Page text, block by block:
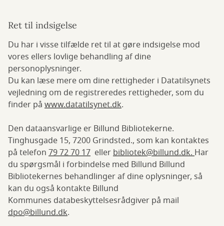
Ret til indsigelse
Du har i visse tilfælde ret til at gøre indsigelse mod
vores ellers lovlige behandling af dine
personoplysninger.
Du kan læse mere om dine rettigheder i Datatilsynets
vejledning om de registreredes rettigheder, som du
finder på www.datatilsynet.dk.
Den dataansvarlige er Billund Bibliotekerne.
Tinghusgade 15, 7200 Grindsted., som kan kontaktes
på telefon 79 72 70 17 ellerbibliotek@billund.dk.Har
du spørgsmål i forbindelse med Billund Billund
Bibliotekernes behandlinger af dine oplysninger, så
kan du også kontakte Billund
Kommunes databeskyttelsesrådgiver på mail
dpo@billund.dk.